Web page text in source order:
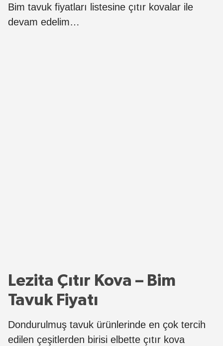
Bim tavuk fiyatları listesine çıtır kovalar ile
devam edelim…
Lezita Çıtır Kova – Bim
Tavuk Fiyatı
Dondurulmuş tavuk ürünlerinde en çok tercih
edilen çeşitlerden birisi elbette çıtır kova